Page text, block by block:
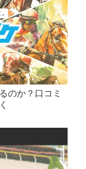
のか？口コミ